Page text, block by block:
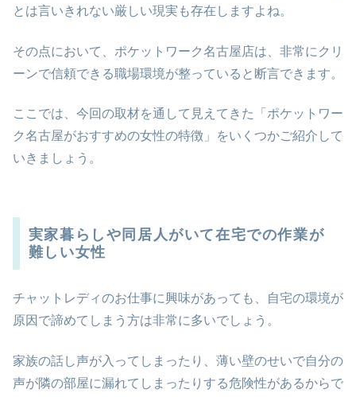
とは言いきれない厳しい現実も存在しますよね。
その点において、ポケットワーク名古屋店は、非常にクリ
ーンで信頼できる職場環境が整っていると断言できます。
ここでは、今回の取材を通して見えてきた「ポケットワー
ク名古屋がおすすめの女性の特徴」をいくつかご紹介して
いきましょう。
実家暮らしや同居人がいて在宅での作業が
難しい女性
チャットレディのお仕事に興味があっても、自宅の環境が
原因で諦めてしまう方は非常に多いでしょう。
家族の話し声が入ってしまったり、薄い壁のせいで自分の
声が隣の部屋に漏れてしまったりする危険性があるからで